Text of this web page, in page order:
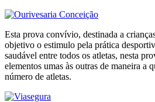
Esta prova convívio, destinada a
objetivo o estimulo pela prática
saudável entre todos os atletas, nesta
elementos umas às outras de maneira a
número de atletas.